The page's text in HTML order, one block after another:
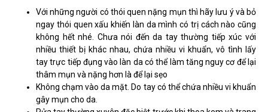
Với những người có thói quen nặng mụn thì hãy lưu ý và bỏ
ngay thói quen xấu khiến làn da mình có trị cách nào cũng
không hết nhé. Chưa nói đến da tay thường tiếp xúc với
nhiều thiết bị khác nhau, chứa nhiều vi khuẩn, vô tình lấy
tay trực tiếp đụng vào làn da có thể làm tăng nguy cơ để lại
thâm mụn và nặng hơn là để lại sẹo
Không chạm vào da mặt. Do tay có thể chứa nhiều vi khuẩn
gây mụn cho da.